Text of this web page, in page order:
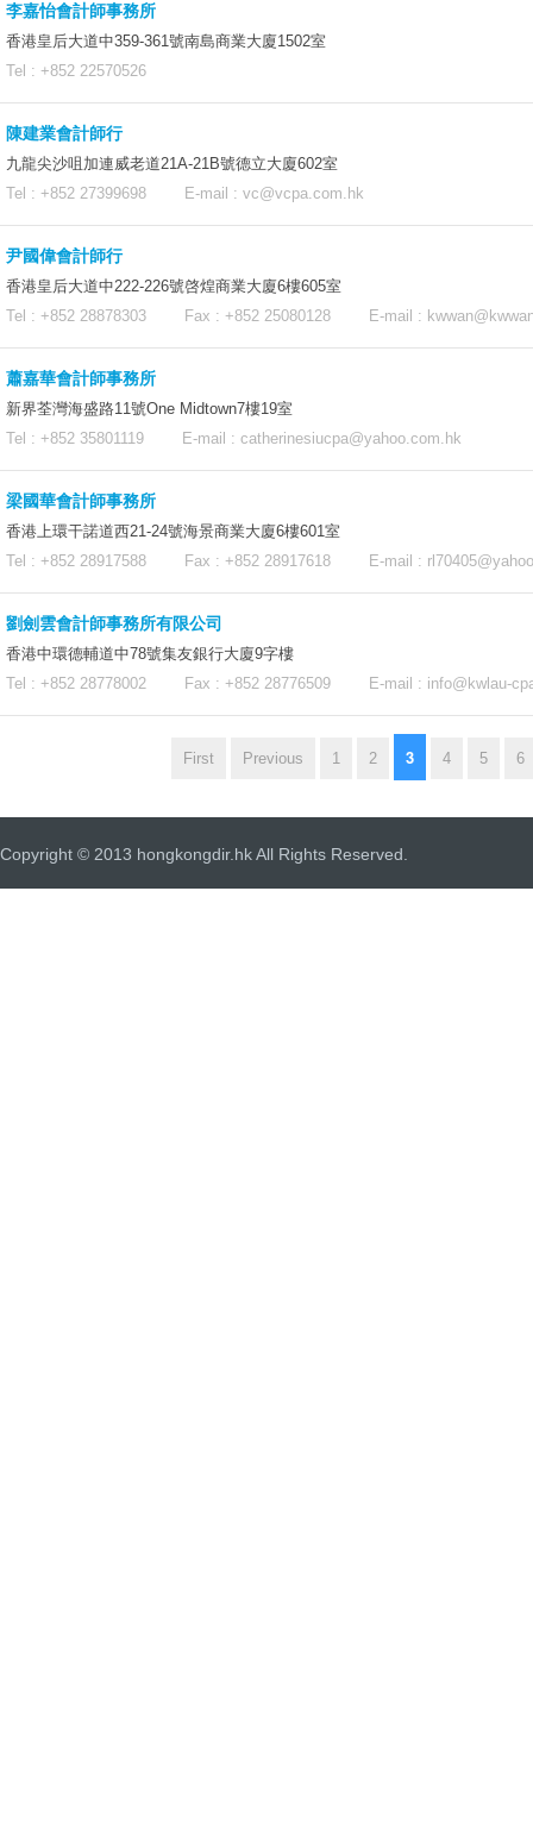
李嘉怡會計師事務所
香港皇后大道中359-361號南島商業大廈1502室
Tel : +852 22570526
陳建業會計師行
九龍尖沙咀加連威老道21A-21B號德立大廈602室
Tel : +852 27399698 E-mail : vc@vcpa.com.hk
尹國偉會計師行
香港皇后大道中222-226號啓煌商業大廈6樓605室
Tel : +852 28878303 Fax : +852 25080128 E-mail :
蕭嘉華會計師事務所
新界荃灣海盛路11號One Midtown7樓19室
Tel : +852 35801119 E-mail : catherinesiucpa@yahoo.com.hk
梁國華會計師事務所
香港上環干諾道西21-24號海景商業大廈6樓601室
Tel : +852 28917588 Fax : +852 28917618 E-mail :
劉劍雲會計師事務所有限公司
香港中環德輔道中78號集友銀行大廈9字樓
Tel : +852 28778002 Fax : +852 28776509 E-mail : info@kwlau-
First Previous 1 2 3 4 5 6
Copyright © 2013 hongkongdir.hk All Rights Reserved.